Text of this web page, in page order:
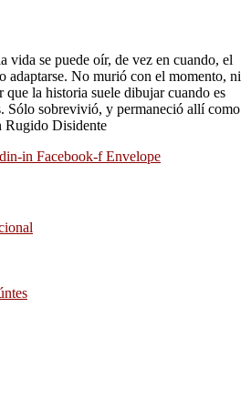
vida se puede oír, de vez en cuando, el
adaptarse. No murió con el momento, ni
que la historia suele dibujar cuando es
Sólo sobrevivió, y permaneció allí como
Rugido Disidente
in Facebook-f Envelope